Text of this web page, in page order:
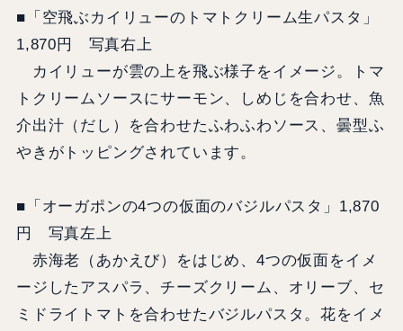
■「空飛ぶカイリューのトマトクリーム生パスタ」
1,870円 写真右上
カイリューが雲の上を飛ぶ様子をイメージ。トマ
トクリームソースにサーモン、しめじを合わせ、魚
介出汁（だし）を合わせたふわふわソース、曇型ふ
やきがトッピングされています。
■「オーガポンの4つの仮面のバジルパスタ」1,870
円 写真左上
赤海老（あかえび）をはじめ、4つの仮面をイメ
ージしたアスパラ、チーズクリーム、オリーブ、セ
ミドライトマトを合わせたバジルパスタ。花をイメ